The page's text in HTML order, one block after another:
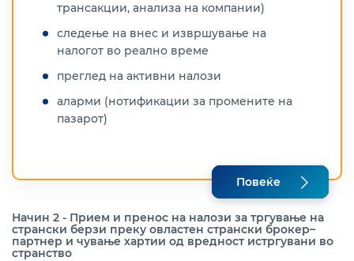
трансакции, анализа на компании)
следење на внес и извршување на
налогот во реално време
преглед на активни налози
аларми (нотификации за промените на
пазарот)
Повеќе
Начин 2 - Прием и пренос на налози за тргување на
странски берзи преку овластен странски брокер–
партнер и чување хартии од вредност истргувани во
странство